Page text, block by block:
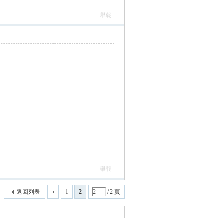
舉報
舉報
1 2 / 2 頁
返回列表